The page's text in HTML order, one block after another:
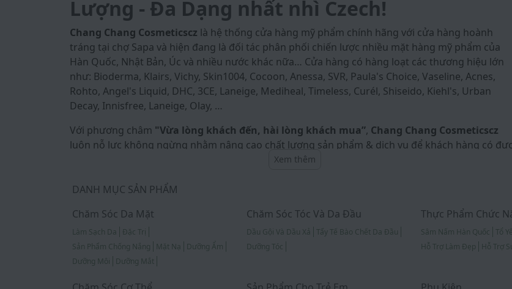
Lượng - Đa Dạng nhất nhì Czech!
Chang Chang Cosmeticscz là hệ thống cửa hàng mỹ phẩm chính hãng với cửa hàng hoành
tráng tại chợ Sapa và hiện đang là đối tác phân phối chiến lược nhiều mặt hàng mỹ phẩm của
Hàn Quốc, Nhật Bản, Úc và nhiều nước khác nữa… Cửa hàng có hàng loạt các thương hiệu lớn
như: Bioderma, Klairs, Vichy, Skin1004, Cocoon, Anessa, SVR, Paula's Choice, Vaseline, Acnes,
Rohto, Angel's Liquid, DHC, 3CE, Laneige, Mediheal, Timeless, Curél, Shiseido, Kiehl's, Urban
Decay, Innisfree, Laneige, Olay, …
Với phương châm "Vừa lòng khách đến, hài lòng khách mua”, Chang Chang Cosmeticscz
luôn nỗ lực không ngừng nhằm nâng cao chất lượng sản phẩm & dịch vụ để khách hàng có
những trải nghiệm mua sắm tốt nhất. Toàn bộ sản phẩm có ở Chang Chang Cosmeticscz đều
với mức giá luôn tốt hàng đầu thị trường trong mọi thời điểm. Ngoài ra, Chang Chang
Hãy đến và trải nghiệm cùng chúng tôi tại: Z10 Chợ Sapa, quầy công mới!
Xem thêm
DANH MỤC SẢN PHẨM
Chăm Sóc Da Mặt
Làm Sạch Da
Đặc Trị
Sản Phẩm Chống Nắng
Mặt Nạ
Dưỡng Ẩm
Dưỡng Môi
Dưỡng Mắt
Chăm Sóc Tóc Và Da Đầu
Dầu Gội Và Dầu Xả
Tẩy Tế Bào Chết Da Đầu
Dưỡng Tóc
Thực Phẩm Chức
Sâm Nấm Hàn Quốc Tổ
Hỗ Trợ Làm Đẹp
Hỗ Trợ